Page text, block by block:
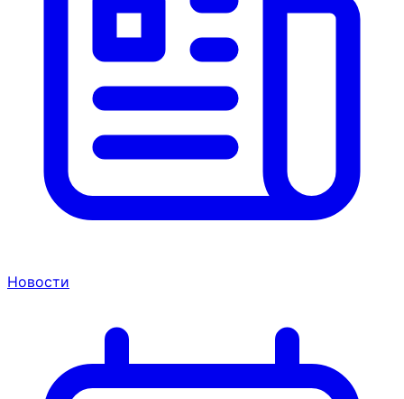
Новости